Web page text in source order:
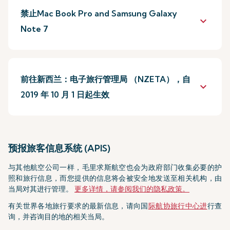
禁止Mac Book Pro and Samsung Galaxy
Note 7
keyboard_arrow_down
前往新西兰：电子旅行管理局 （NZETA），自
2019 年 10 月 1 日起生效
keyboard_arrow_down
预报旅客信息系统 (APIS)
与其他航空公司一样，毛里求斯航空也会为政府部门收集必要的护
照和旅行信息，而您提供的信息将会被安全地发送至相关机构，由
当局对其进行管理。 更多详情，请参阅我们的隐私政策。
有关世界各地旅行要求的最新信息，请向国际航协旅行中心进行查
询，并咨询目的地的相关当局。